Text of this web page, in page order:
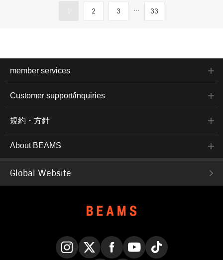
1 2 3 ... 33
member services
Customer support/inquiries
規約・方針
About BEAMS
Global Website